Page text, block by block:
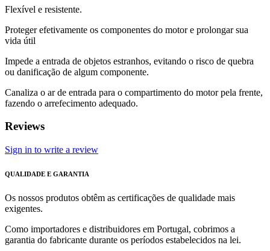
Flexível e resistente.
Proteger efetivamente os componentes do motor e prolongar sua
vida útil
Impede a entrada de objetos estranhos, evitando o risco de quebra
ou danificação de algum componente.
Canaliza o ar de entrada para o compartimento do motor pela frente,
fazendo o arrefecimento adequado.
Reviews
Sign in to write a review
QUALIDADE E GARANTIA
Os nossos produtos obtêm as certificações de qualidade mais
exigentes.
Como importadores e distribuidores em Portugal, cobrimos a
garantia do fabricante durante os períodos estabelecidos na lei.